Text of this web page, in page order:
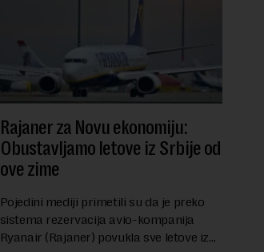
Rajaner za Novu ekonomiju:
Obustavljamo letove iz Srbije od
ove zime
Pojedini mediji primetili su da je preko
sistema rezervacija avio-kompanija
Ryanair (Rajaner) povukla sve letove iz